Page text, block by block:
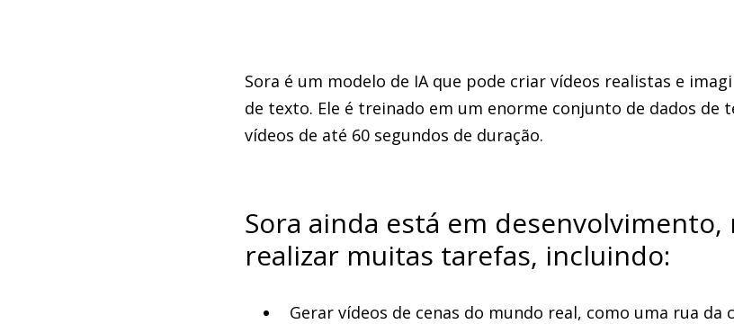
Sora é um modelo de IA que pode criar vídeos realistas e
de texto. Ele é treinado em um enorme conjunto de dados de
vídeos de até 60 segundos de duração.
Sora ainda está em desenvolvimento,
realizar muitas tarefas, incluindo:
Gerar vídeos de cenas do mundo real, como uma rua da